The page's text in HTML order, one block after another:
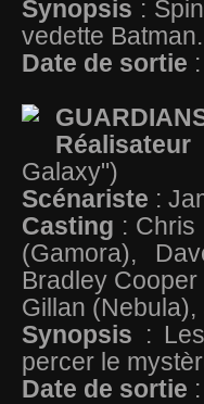
Synopsis :
vedette Batman.
Date de sortie
Réalisateur
Galaxy")
Scénariste :
Casting : Chris
(Gamora),
Bradley
Gillan
Synopsis :
percer le
Date de sortie